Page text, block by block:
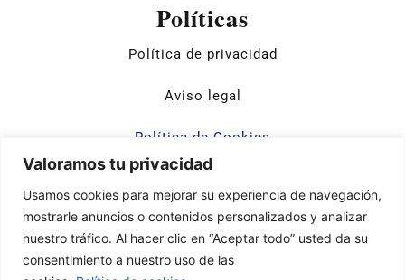
Valoramos tu privacidad
Usamos cookies para mejorar su experiencia de navegación,
mostrarle anuncios o contenidos personalizados y analizar
nuestro tráfico. Al hacer clic en “Aceptar todo” usted da su
consentimiento a nuestro uso de las
Políticas
Política de privacidad
Aviso legal
Política de Cookies
Financiado por la Unión Europea – NextGenerationEU. Sin